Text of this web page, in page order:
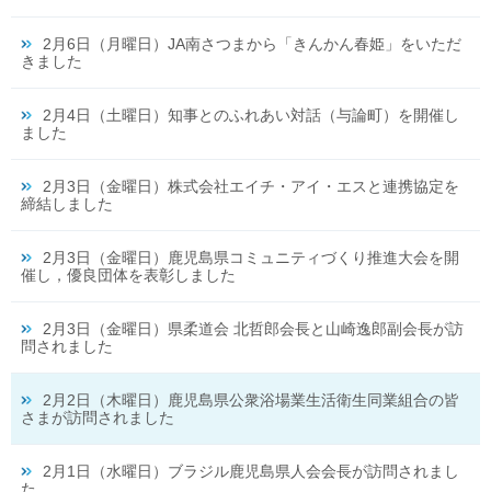
2月6日（月曜日）JA南さつまから「きんかん春姫」をいただ
きました
2月4日（土曜日）知事とのふれあい対話（与論町）を開催し
ました
2月3日（金曜日）株式会社エイチ・アイ・エスと連携協定を
締結しました
2月3日（金曜日）鹿児島県コミュニティづくり推進大会を開
催し，優良団体を表彰しました
2月3日（金曜日）県柔道会 北哲郎会長と山崎逸郎副会長が訪
問されました
2月2日（木曜日）鹿児島県公衆浴場業生活衛生同業組合の皆
さまが訪問されました
2月1日（水曜日）ブラジル鹿児島県人会会長が訪問されまし